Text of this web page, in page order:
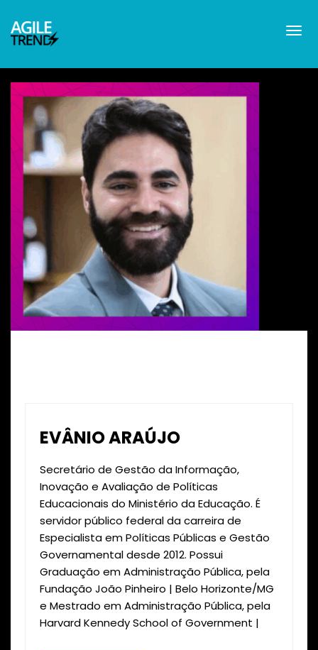
EVÂNIO ARAÚJO
Secretário de Gestão da Informação,
Inovação e Avaliação de Políticas
Educacionais do Ministério da Educação. É
servidor público federal da carreira de
Especialista em Políticas Públicas e Gestão
Governamental desde 2012. Possui
Graduação em Administração Pública, pela
Fundação João Pinheiro | Belo Horizonte/MG
e Mestrado em Administração Pública, pela
Harvard Kennedy School of Government |